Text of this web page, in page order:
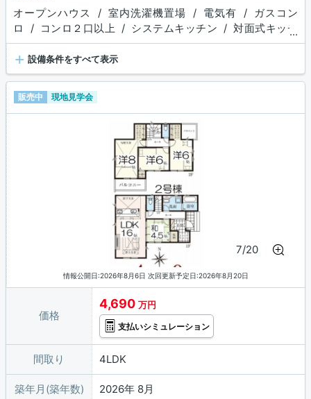
オープンハウス / 室内洗濯機置場 / 電気有 / ガスコン
ロ / コンロ２口以上 / システムキッチン / 対面式キッチ
ン / コンロ３口 / 浴室乾燥機 / ウォークインクロゼット
...
+ 設備条件をすべて表示
販売中 現地見学会
7/20
情報公開日:2026年8月6日 次回更新予定日:2026年8月20日
価格
4,690 万円
支払いシミュレーション
間取り 4LDK
築年月(築年数) 2026年 8月